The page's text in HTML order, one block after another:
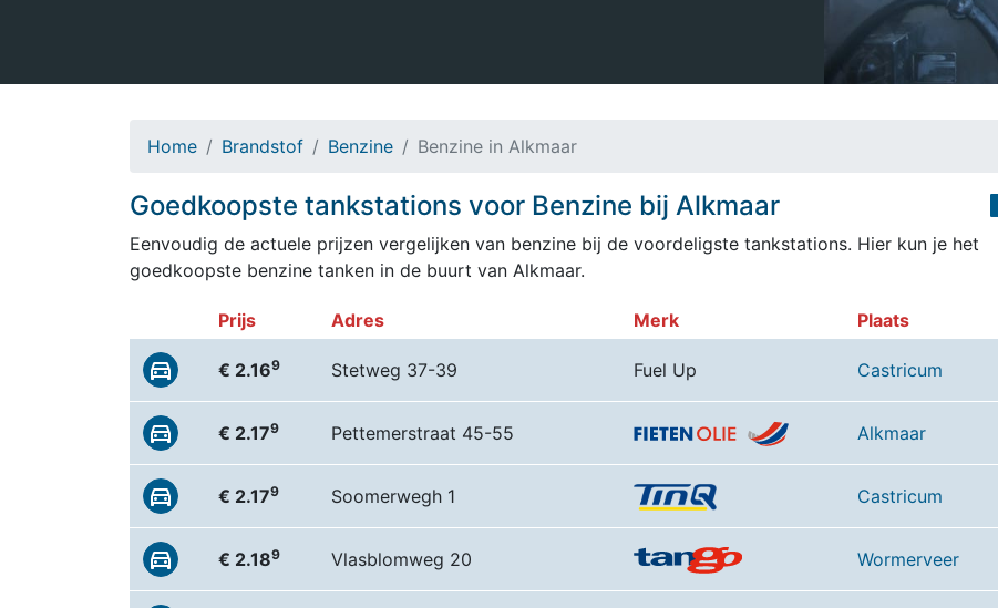
Home Brandstof Benzine Benzine in Alkmaar
Goedkoopste tankstations voor Benzine bij Alkmaar
Eenvoudig de actuele prijzen vergelijken van benzine bij de voordeligste tankstations. Hier kun je het
goedkoopste benzine tanken in de buurt van Alkmaar.
Prijs Adres Merk Plaats
€ 2.169 Stetweg 37-39 Fuel Up Castricum
€ 2.179 Pettemerstraat 45-55 Alkmaar
€ 2.179 Soomerwegh 1 Castricum
€ 2.189 Vlasblomweg 20 Wormerveer